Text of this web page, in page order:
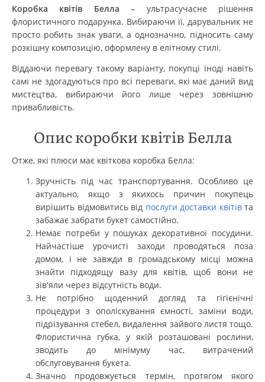
Коробка квітів Белла – ультрасучасне рішення
флористичного подарунка. Вибираючи її, дарувальник не
просто робить знак уваги, а однозначно, підносить саму
розкішну композицію, оформлену в елітному стилі.
Віддаючи перевагу такому варіанту, покупці іноді навіть
самі не здогадуються про всі переваги, які має даний вид
мистецтва, вибираючи його лише через зовнішню
привабливість.
Опис коробки квітів Белла
Отже, які плюси має квіткова коробка Белла:
Зручність під час транспортування. Особливо це
актуально, якщо з якихось причин покупець
вирішить відмовитись від послуги доставки квітівта
забажає забрати букет самостійно.
Немає потреби у пошуках декоративної посудини.
Найчастіше урочисті заходи проводяться поза
домом, і не завжди в громадському місці можна
знайти підходящу вазу для квітів, щоб вони не
зів'яли через відсутність води.
Не потрібно щоденний догляд та гігієнічні
процедури з ополіскування ємності, заміни води,
підрізування стебел, видалення зайвого листя тощо.
Флористична губка, у якій розташовані рослини,
зводить до мінімуму час, витрачений
обслуговування букета.
Значно продовжується термін, протягом якого